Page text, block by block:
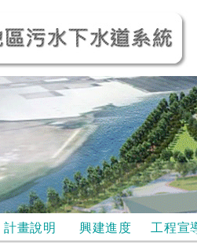
計畫說明 興建進度 工程